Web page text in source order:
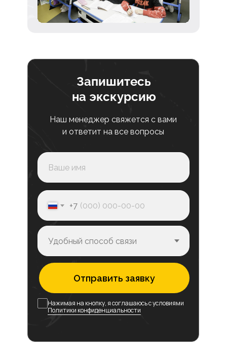
Запишитесь
на экскурсию
Наш менеджер свяжется с вами
и ответит на все вопросы
+7
Отправить заявку
Нажимая на кнопку, я соглашаюсь с условиями
Политики конфиденциальности